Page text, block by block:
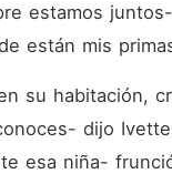
estamos
están mis
su habitación,
dijo
esa niña-